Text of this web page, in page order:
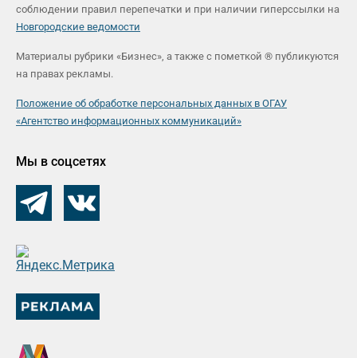
соблюдении правил перепечатки и при наличии гиперссылки на
Новгородские ведомости
Материалы рубрики «Бизнес», а также с пометкой ® публикуются
на правах рекламы.
Положение об обработке персональных данных в ОГАУ
«Агентство информационных коммуникаций»
Мы в соцсетях